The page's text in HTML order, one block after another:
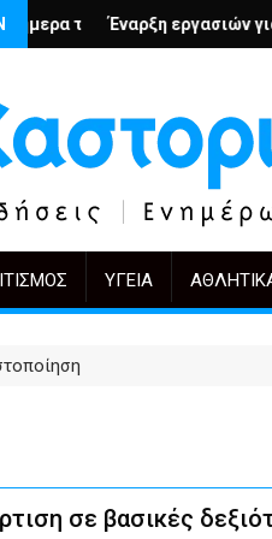
– Ο Άρμιν Βέγκνερ
εργασιών για το ΚέντροΑπό τον
ΥΓΕΊΑ
σε βασικές